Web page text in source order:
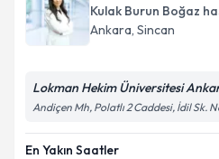
Kulak Burun Boğaz
Ankara, Sincan
Lokman Hekim Üniversitesi
Andiçen Mh, Polatlı 2 Caddesi, İdil Sk.
En Yakın Saatler